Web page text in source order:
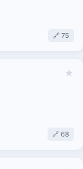
🔗 75
★
🔗 68